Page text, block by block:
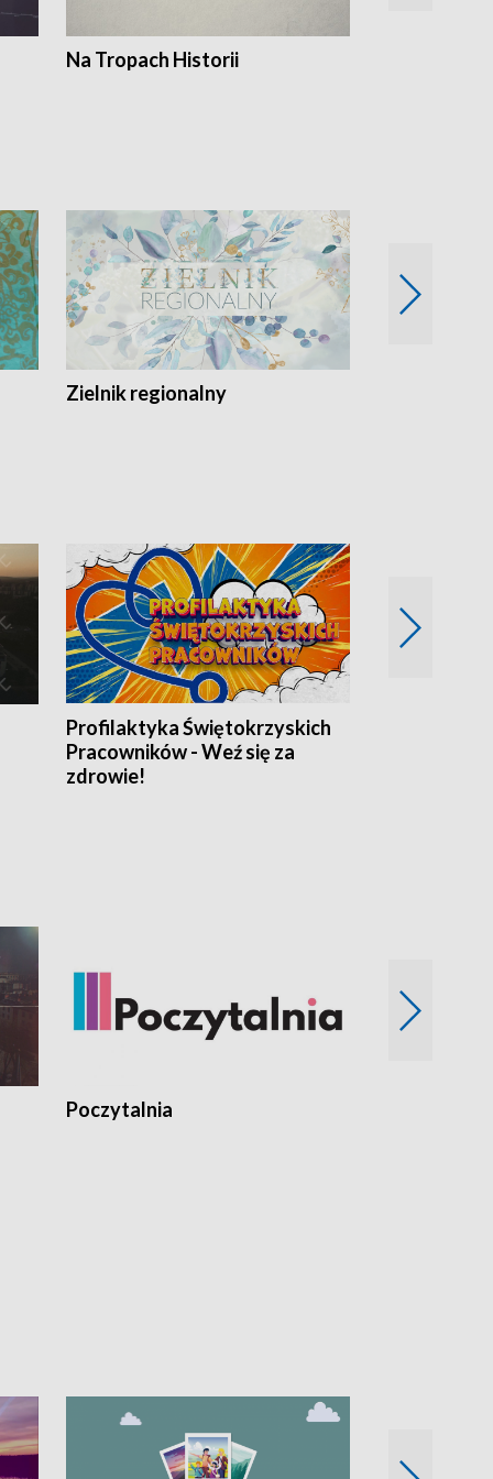
Na Tropach Historii
Zielnik regionalny
Profilaktyka Świętokrzyskich
Pracowników - Weź się za
zdrowie!
Poczytalnia